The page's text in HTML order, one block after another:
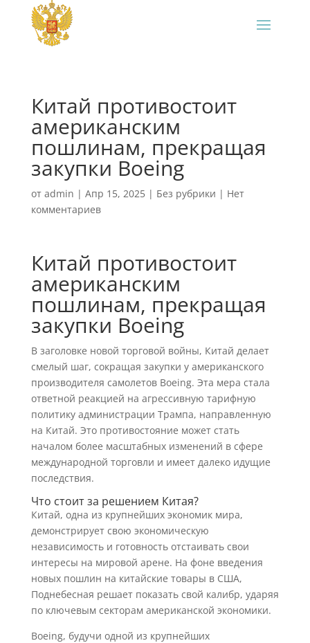
Китай противостоит
американским
пошлинам, прекращая
закупки Boeing
от admin | Апр 15, 2025| Без рубрики | Нет
комментариев
Китай противостоит
американским
пошлинам, прекращая
закупки Boeing
В заголовке новой торговой войны, Китай делает
смелый шаг, сокращая закупки у американского
производителя самолетов Boeing. Эта мера стала
ответной реакцией на агрессивную тарифную
политику администрации Трампа, направленную
на Китай. Это противостояние может стать
началом более масштабных изменений в сфере
международной торговли и имеет далеко идущие
последствия.
Что стоит за решением Китая?
Китай, одна из крупнейших экономик мира,
демонстрирует свою экономическую
независимость и готовность отстаивать свои
интересы на мировой арене. На фоне введения
новых пошлин на китайские товары в США,
Поднебесная решает показать свой калибр, ударяя
по ключевым секторам американской экономики.
Boeing, будучи одной из крупнейших